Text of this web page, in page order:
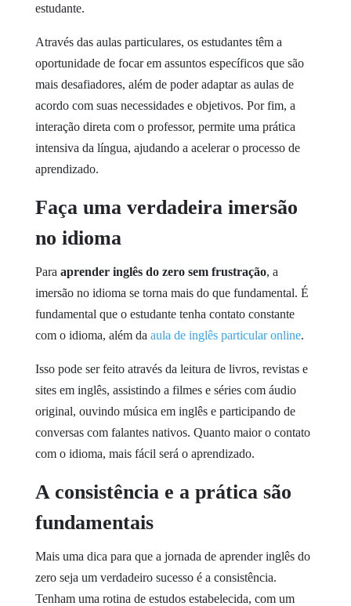
estudante.
Através das aulas particulares, os estudantes têm a
oportunidade de focar em assuntos específicos que são
mais desafiadores, além de poder adaptar as aulas de
acordo com suas necessidades e objetivos. Por fim, a
interação direta com o professor, permite uma prática
intensiva da língua, ajudando a acelerar o processo de
aprendizado.
Faça uma verdadeira imersão
no idioma
Para aprender inglês do zero sem frustração, a
imersão no idioma se torna mais do que fundamental. É
fundamental que o estudante tenha contato constante
com o idioma, além da aula de inglês particular online.
Isso pode ser feito através da leitura de livros, revistas e
sites em inglês, assistindo a filmes e séries com áudio
original, ouvindo música em inglês e participando de
conversas com falantes nativos. Quanto maior o contato
com o idioma, mais fácil será o aprendizado.
A consistência e a prática são
fundamentais
Mais uma dica para que a jornada de aprender inglês do
zero seja um verdadeiro sucesso é a consistência.
Tenham uma rotina de estudos estabelecida, com um